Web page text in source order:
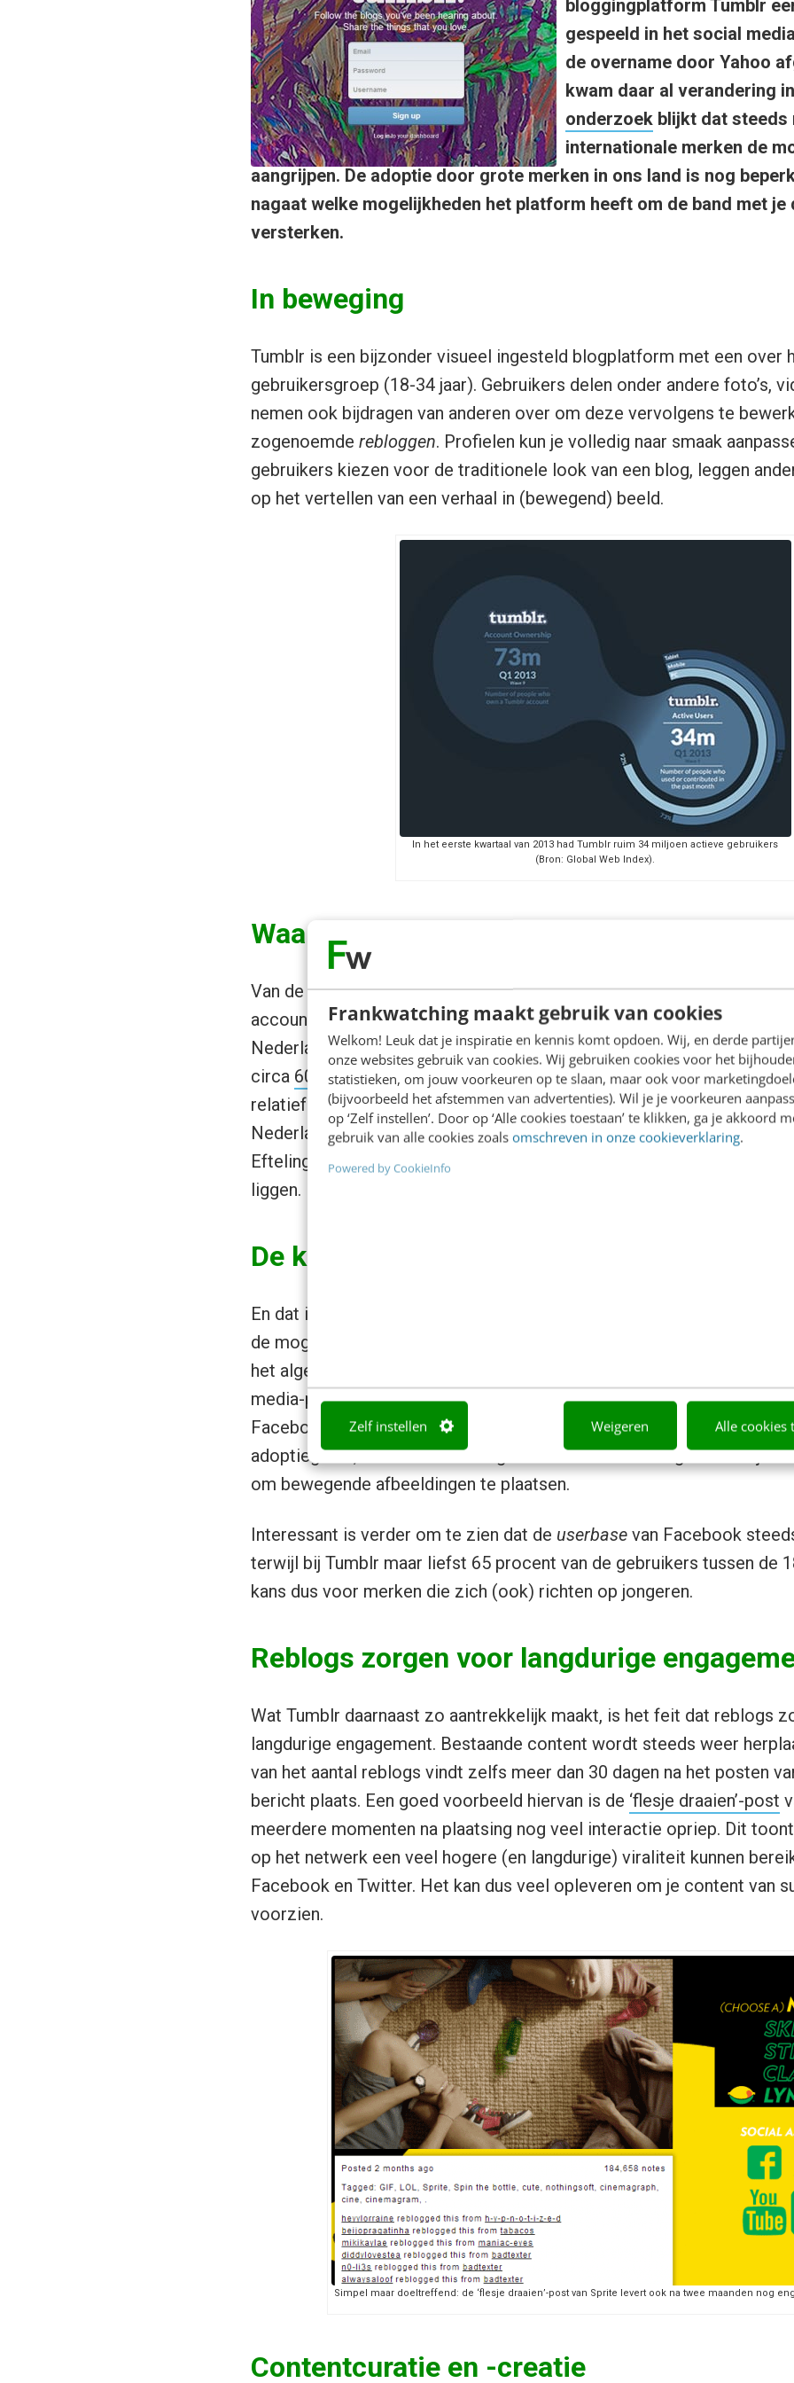
Frankwatching maakt gebruik van cookies
Welkom! Leuk dat je inspiratie en kennis komt opdoen. Wij, en derde
onze websites gebruik van cookies. Wij gebruiken cookies voor het
statistieken, om jouw voorkeuren op te slaan, maar ook voor
(bijvoorbeeld het afstemmen van advertenties). Wil je je voorkeuren
op ‘Zelf instellen’. Door op ‘Alle cookies toestaan’ te klikken, ga je akkoord
gebruik van alle cookies zoals omschreven in onze cookieverklaring.
Powered by CookieInfo
Zelf instellen Weigeren Alle cookies
bloggingplatform Tumblr
gespeeld in het social
de overname door Yahoo
kwam daar al verandering
onderzoekblijkt dat steeds
internationale merken de
aangrijpen. De adoptie door grote merken in ons land is nog
nagaat welke mogelijkheden het platform heeft om de band met je
versterken.
In beweging
Tumblr is een bijzonder visueel ingesteld blogplatform met een over
gebruikersgroep (18-34 jaar). Gebruikers delen onder andere foto’s,
nemen ook bijdragen van anderen over om deze vervolgens te
zogenoemde rebloggen. Profielen kun je volledig naar smaak
gebruikers kiezen voor de traditionele look van een blog, leggen
op het vertellen van een verhaal in (bewegend) beeld.
In het eerste kwartaal van 2013 had Tumblr ruim 34 miljoen actieve gebruikers
(Bron: Global Web Index).
Waarom Tumblr links laten liggen?
Van de top 100 meest waardevolle merken ter wereld zijn er 31 met
account, dat hoofdzakelijk wordt gebruikt in combinatie met
Nederland kent tussen de 120.000 en 150.000actieve gebruikers per
circa 60.000 voor Pinteresten120.000 voor Instagram. Gebruikers in
relatief actief op Tumblr, wat in 2012 reden was voor het platform
Nederlandse versie te introduceren. Desondanks laten merken als
Efteling – bijzonder actief op bijvoorbeeld Facebook en Twitter –
liggen.
De kracht
En dat is jammer als je de voordelen van het platform bekijkt. De
de mogelijkheid om veel interactievere content te delen. Daarnaast is
het algemeen zeer betrokken. In de VS is Tumblr na Facebook het
media-platform en in Nederland bezet het devijfde plaats, achter
Facebook, LinkedIn, Twitter en Hyves. Pinterest kent in Nederland
adoptiegraad, maar het actieve gebruik is beduidend lager. Daarbij
om bewegende afbeeldingen te plaatsen.
Interessant is verder om te zien dat de userbasevan Facebook
terwijl bij Tumblr maar liefst 65 procent van de gebruikers tussen de
kans dus voor merken die zich (ook) richten op jongeren.
Reblogs zorgen voor langdurige
Wat Tumblr daarnaast zo aantrekkelijk maakt, is het feit dat reblogs
langdurige engagement. Bestaande content wordt steeds weer
van het aantal reblogs vindt zelfs meer dan 30 dagen na het posten
bericht plaats. Een goed voorbeeld hiervan is de ‘flesje draaien’-post
meerdere momenten na plaatsing nog veel interactie opriep. Dit
op het netwerk een veel hogere (en langdurige) viraliteit kunnen
Facebook en Twitter. Het kan dus veel opleveren om je content van
voorzien.
Simpel maar doeltreffend: de ‘flesje draaien’-post van Sprite levert ook na twee maanden nog
Contentcuratie en -creatie